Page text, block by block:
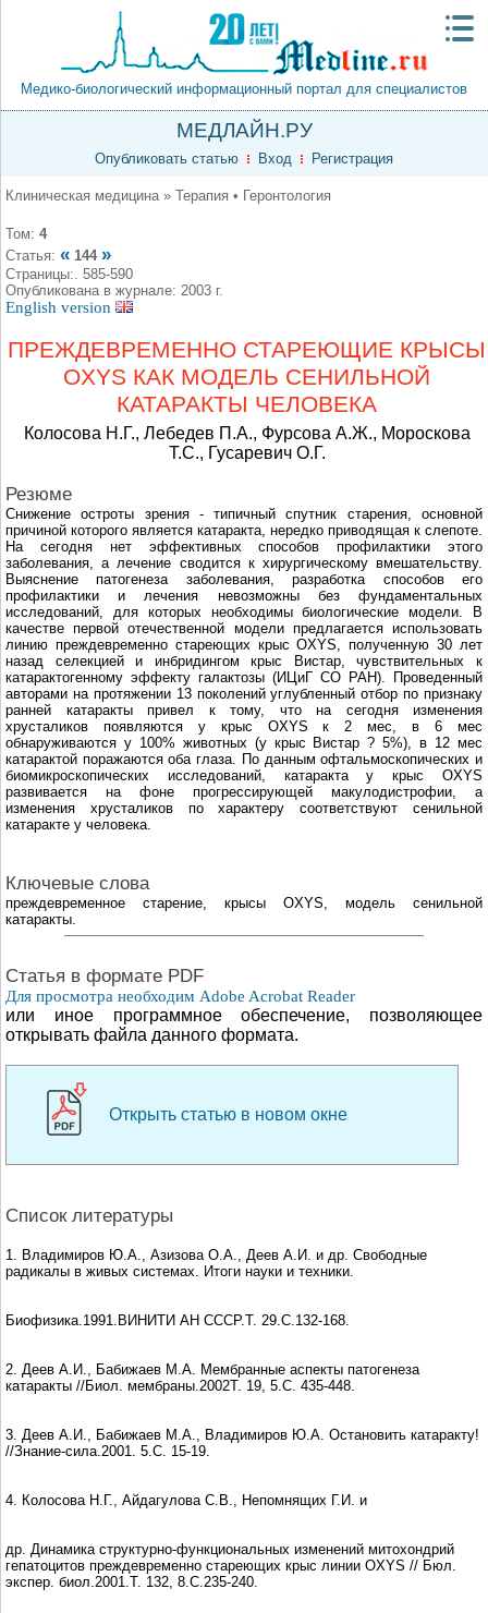
Медико-биологический информационный портал для специалистов
МЕДЛАЙН.РУ
Опубликовать статью Вход Регистрация
Клиническая медицина » Терапия • Геронтология
Том: 4
Статья: « 144 »
Страницы:. 585-590
Опубликована в журнале: 2003 г.
English version
ПРЕЖДЕВРЕМЕННО СТАРЕЮЩИЕ КРЫСЫ
OXYS КАК МОДЕЛЬ СЕНИЛЬНОЙ
КАТАРАКТЫ ЧЕЛОВЕКА
Колосова Н.Г., Лебедев П.А., Фурсова А.Ж., Мороскова
Т.С., Гусаревич О.Г.
Резюме
Снижение остроты зрения - типичный спутник старения, основной
причиной которого является катаракта, нередко приводящая к слепоте.
На сегодня нет эффективных способов профилактики этого
заболевания, а лечение сводится к хирургическому вмешательству.
Выяснение патогенеза заболевания, разработка способов его
профилактики и лечения невозможны без фундаментальных
исследований, для которых необходимы биологические модели. В
качестве первой отечественной модели предлагается использовать
линию преждевременно стареющих крыс OXYS, полученную 30 лет
назад селекцией и инбридингом крыс Вистар, чувствительных к
катарактогенному эффекту галактозы (ИЦиГ СО РАН). Проведенный
авторами на протяжении 13 поколений углубленный отбор по признаку
ранней катаракты привел к тому, что на сегодня изменения
хрусталиков появляются у крыс OXYS к 2 мес, в 6 мес
обнаруживаются у 100% животных (у крыс Вистар ? 5%), в 12 мес
катарактой поражаются оба глаза. По данным офтальмоскопических и
биомикроскопических исследований, катаракта у крыс OXYS
развивается на фоне прогрессирующей макулодистрофии, а
изменения хрусталиков по характеру соответствуют сенильной
катаракте у человека.
Ключевые слова
преждевременное старение, крысы OXYS, модель сенильной
катаракты.
Cтатья в формате PDF
Для просмотра необходим Adobe Acrobat Reader
или иное программное обеспечение, позволяющее
открывать файла данного формата.
Открыть статью в новом окне
Список литературы
1. Владимиpов Ю.А., Азизова О.А., Деев А.И. и др. Свободные
pадикалы в живых системах. Итоги науки и техники.
Биофизика.1991.ВИНИТИ АН СССP.Т. 29.С.132-168.
2. Деев А.И., Бабижаев М.А. Мембранные аспекты патогенеза
катаракты //Биол. мембраны.2002Т. 19, 5.С. 435-448.
3. Деев А.И., Бабижаев М.А., Владимиров Ю.А. Остановить катаракту!
//Знание-сила.2001. 5.С. 15-19.
4. Колосова Н.Г., Айдагулова С.В., Непомнящих Г.И. и
др. Динамика структурно-функциональных изменений митохондрий
гепатоцитов преждевременно стареющих крыс линии OXYS // Бюл.
экспеp. биол.2001.Т. 132, 8.С.235-240.